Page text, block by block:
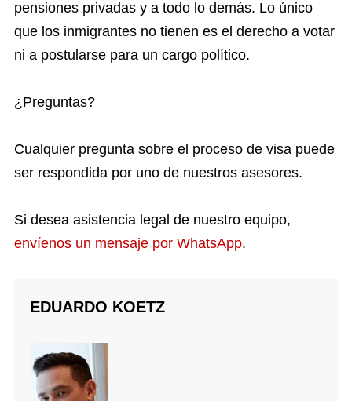
pensiones privadas y a todo lo demás. Lo único
que los inmigrantes no tienen es el derecho a votar
ni a postularse para un cargo político.
¿Preguntas?
Cualquier pregunta sobre el proceso de visa puede
ser respondida por uno de nuestros asesores.
Si desea asistencia legal de nuestro equipo,
envíenos un mensaje por WhatsApp.
EDUARDO KOETZ